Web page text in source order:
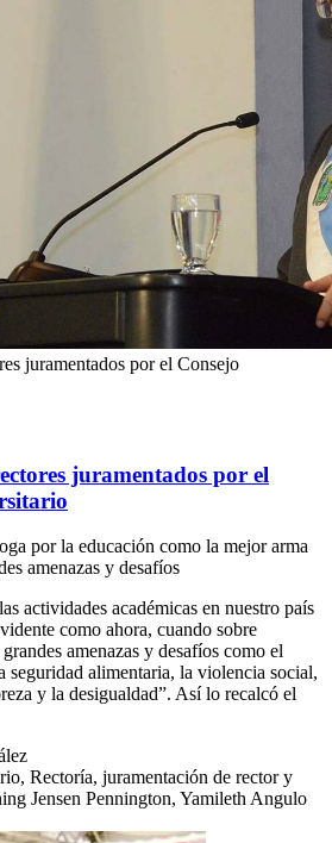
juramentados por el Consejo
juramentados por el
por la educación como la mejor arma
amenazas y desafíos
actividades académicas en nuestro país
como ahora, cuando sobre
amenazas y desafíos como el
seguridad alimentaria, la violencia social,
y la desigualdad”. Así lo recalcó el
Rectoría, juramentación de rector y
Jensen Pennington, Yamileth Angulo